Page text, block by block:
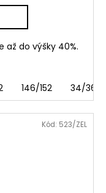
až do výšky 40%.
146/152 34/36
Kód: 523/ZEL